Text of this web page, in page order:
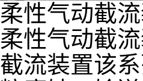
柔性气动截
柔性气动截
截流装置该